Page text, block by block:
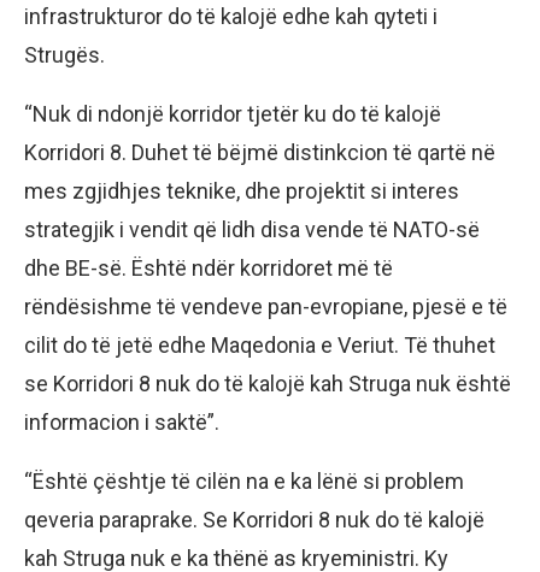
infrastrukturor do të kalojë edhe kah qyteti i
Strugës.
“Nuk di ndonjë korridor tjetër ku do të kalojë
Korridori 8. Duhet të bëjmë distinkcion të qartë në
mes zgjidhjes teknike, dhe projektit si interes
strategjik i vendit që lidh disa vende të NATO-së
dhe BE-së. Është ndër korridoret më të
rëndësishme të vendeve pan-evropiane, pjesë e të
cilit do të jetë edhe Maqedonia e Veriut. Të thuhet
se Korridori 8 nuk do të kalojë kah Struga nuk është
informacion i saktë”.
“Është çështje të cilën na e ka lënë si problem
qeveria paraprake. Se Korridori 8 nuk do të kalojë
kah Struga nuk e ka thënë as kryeministri. Ky